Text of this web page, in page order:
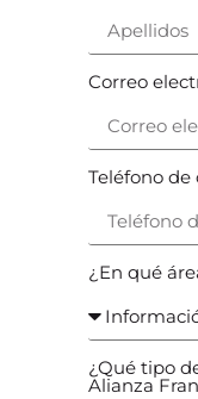
Correo
Teléfono
¿En qué
¿Qué tipo
Alianza